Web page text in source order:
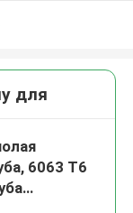
для
6063 T6